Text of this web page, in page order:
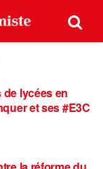
lycées en
et ses #E3C